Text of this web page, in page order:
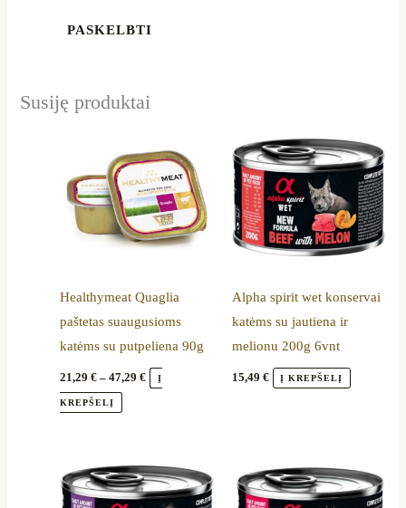
Susiję produktai
Healthymeat Quaglia
paštetas suaugusioms
katėms su putpeliena 90g
21,29€ – 47,29€
21,29 €
through
47,29 €
Į
KREPŠELĮ
product
has
multiple
variants.
may
be
chosen
on
Alpha spirit wet konservai
katėms su jautiena ir
melionu 200g 6vnt
15,49 € Į KREPŠELĮ